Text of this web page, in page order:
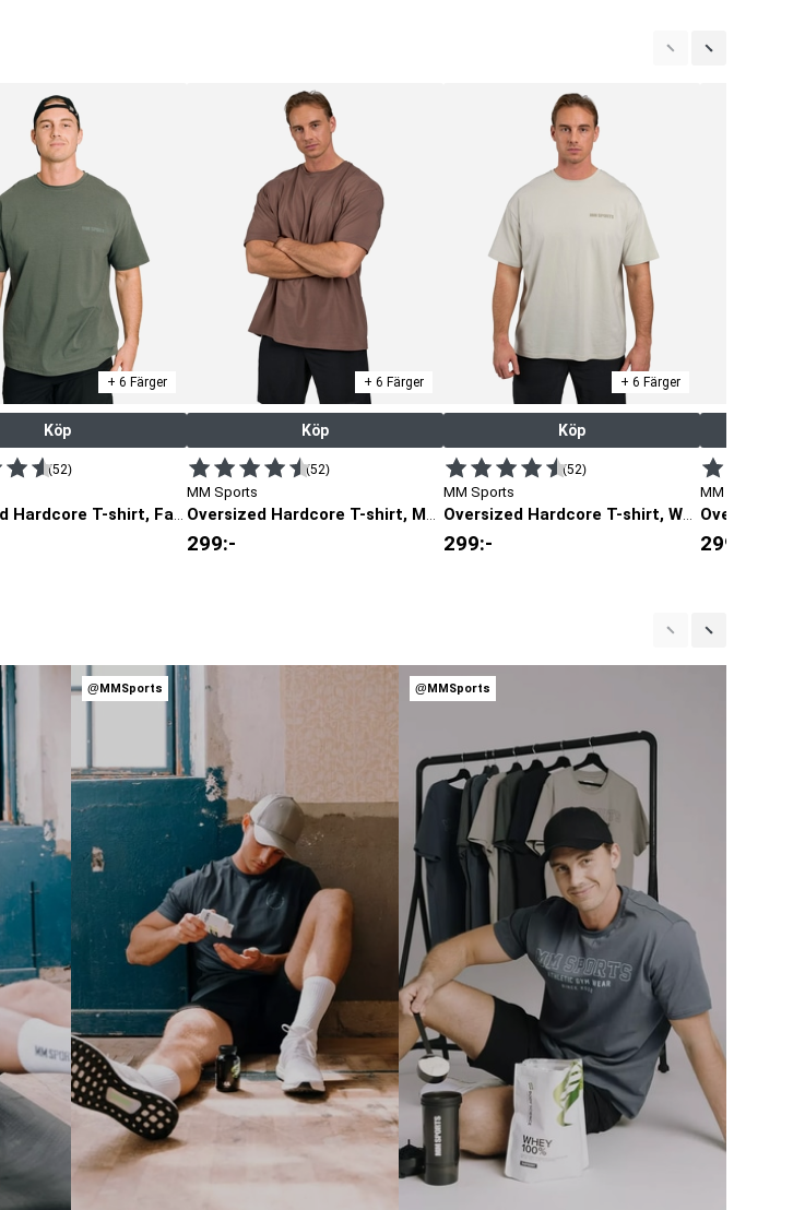
+ 6 Färger
Köp
(52)
Oversized Hardcore T-shirt, Faded Green
+ 6 Färger
Köp
(52)
MM Sports
Oversized Hardcore T-shirt, Mocha
299:-
+ 6 Färger
Köp
(52)
MM Sports
Oversized Hardcore T-shirt, Warm Grey
299:-
MM Sports
299
@MMSports @MMSports